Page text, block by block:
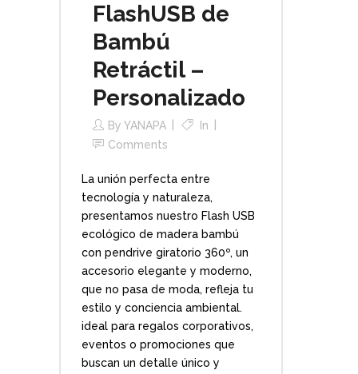
FlashUSB de
Bambú
Retráctil –
Personalizado
By YANAPA
In
Comments
La unión perfecta entre
tecnología y naturaleza,
presentamos nuestro Flash USB
ecológico de madera bambú
con pendrive giratorio 360º, un
accesorio elegante y moderno,
que no pasa de moda, refleja tu
estilo y conciencia ambiental.
ideal para regalos corporativos,
eventos o promociones que
buscan un detalle único y